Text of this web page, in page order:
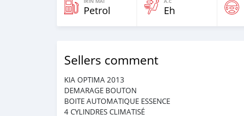
Petrol Eh
Sellers comment
KIA OPTIMA 2013
DEMARAGE BOUTON
BOITE AUTOMATIQUE ESSENCE
4 CYLINDRES CLIMATISÉ